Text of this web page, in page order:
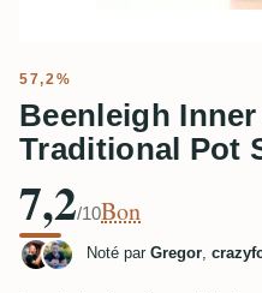
57,2%
Beenleigh
Traditional Pot
7,2/10Bon
Noté par Gregor,